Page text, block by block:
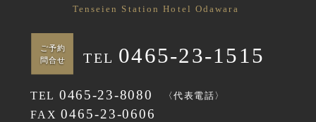
TEL 0465-23-8080 〈代表電話〉
FAX 0465-23-0606
TEL 0465-23-1515
ご予約
問合せ
Tenseien Station Hotel Odawara